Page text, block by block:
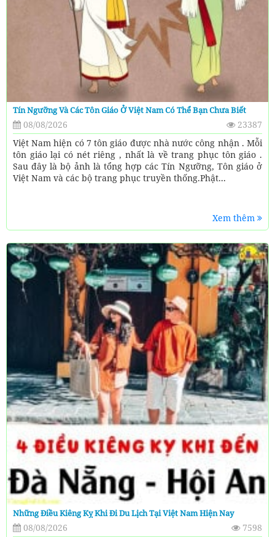
Tín Ngưỡng Và Các Tôn Giáo Ở Việt Nam Có Thể Bạn Chưa Biết
08/08/2026
23387
Việt Nam hiện có 7 tôn giáo được nhà nước công nhận . Mỗi
tôn giáo lại có nét riêng , nhất là về trang phục tôn giáo .
Sau đây là bộ ảnh là tổng hợp các Tín Ngưỡng, Tôn giáo ở
Việt Nam và các bộ trang phục truyền thống.Phật...
Xem thêm
Những Điều Kiêng Kỵ Khi Đi Du Lịch Tại Việt Nam Hiện Nay
08/08/2026
7598